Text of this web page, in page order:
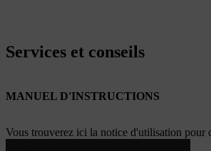
Services et conseils
MANUEL D'INSTRUCTIONS
Vous trouverez ici la notice d'utilisation pour